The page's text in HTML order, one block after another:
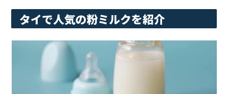
タイで人気の粉ミルクを紹介